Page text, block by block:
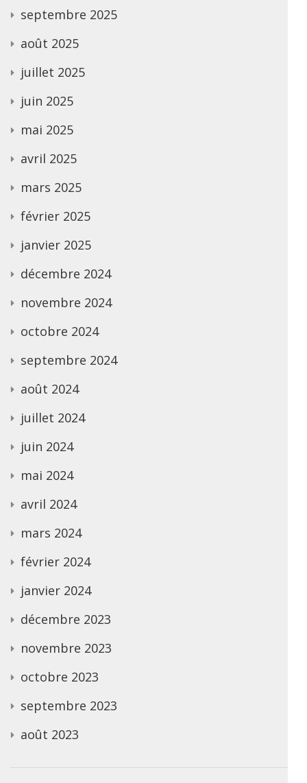
septembre 2025
août 2025
juillet 2025
juin 2025
mai 2025
avril 2025
mars 2025
février 2025
janvier 2025
décembre 2024
novembre 2024
octobre 2024
septembre 2024
août 2024
juillet 2024
juin 2024
mai 2024
avril 2024
mars 2024
février 2024
janvier 2024
décembre 2023
novembre 2023
octobre 2023
septembre 2023
août 2023